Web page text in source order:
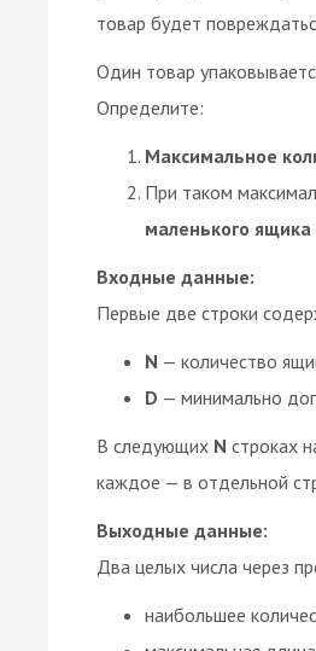
товар будет
Один товар
Определите:
Максимальное
При таком
маленького ящика
Входные данные:
Первые две строки
N — количество
D — минимально
В следующих N строках
каждое — в отдельной
Выходные данные:
Два целых числа через
наибольшее